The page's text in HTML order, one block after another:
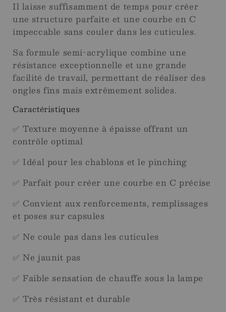
Il laisse suffisamment de temps pour créer
une structure parfaite et une courbe en C
impeccable sans couler dans les cuticules.
Sa formule semi-acrylique combine une
résistance exceptionnelle et une grande
facilité de travail, permettant de réaliser des
ongles fins mais extrêmement solides.
Caractéristiques
✅ Texture moyenne à épaisse offrant un
contrôle optimal
✅ Idéal pour les chablons et le pinching
✅ Parfait pour créer une courbe en C précise
✅ Convient aux renforcements, remplissages
et poses sur capsules
✅ Ne coule pas dans les cuticules
✅ Ne jaunit pas
✅ Faible sensation de chauffe sous la lampe
✅ Très résistant et durable